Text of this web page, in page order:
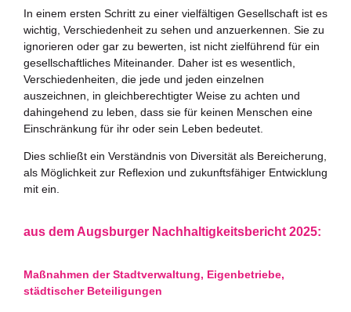
einfache Sprache
Nachhaltigkeitseinschätzung
Weiterentwicklung 2021
Nachhaltigkeitsbeirat
Berichterstattung
Biostadt
Zukunftspreis
Bildung für nachhaltige Entwicklung
In einem ersten Schritt zu einer vielfältigen Gesellschaft ist es
wichtig, Verschiedenheit zu sehen und anzuerkennen. Sie zu
ignorieren oder gar zu bewerten, ist nicht zielführend für ein
gesellschaftliches Miteinander. Daher ist es wesentlich,
Verschiedenheiten, die jede und jeden einzelnen
auszeichnen, in gleichberechtigter Weise zu achten und
dahingehend zu leben, dass sie für keinen Menschen eine
Einschränkung für ihr oder sein Leben bedeutet.
Dies schließt ein Verständnis von Diversität als Bereicherung,
als Möglichkeit zur Reflexion und zukunftsfähiger Entwicklung
mit ein.
aus dem Augsburger Nachhaltigkeitsbericht 2025:
Maßnahmen der Stadtverwaltung, Eigenbetriebe,
städtischer Beteiligungen